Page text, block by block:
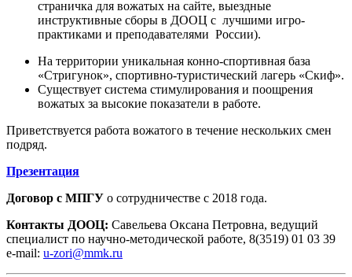
страничка для вожатых на сайте, выездные
инструктивные сборы в ДООЦ с лучшими игро-
практиками и преподавателями России).
На территории уникальная конно-спортивная база
«Стригунок», спортивно-туристический лагерь «Скиф».
Существует система стимулирования и поощрения
вожатых за высокие показатели в работе.
Приветствуется работа вожатого в течение нескольких смен
подряд.
Презентация
Договор с МПГУ о сотрудничестве c 2018 года.
Контакты ДООЦ: Савельева Оксана Петровна, ведущий
специалист по научно-методической работе, 8(3519) 01 03 39
e-mail: u-zori@mmk.ru